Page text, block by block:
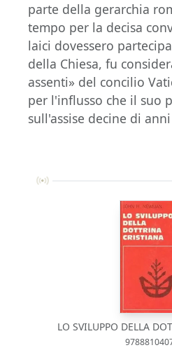
parte della gerarchia
tempo per la decisa
laici dovessero
della Chiesa, fu
assenti» del concilio
per l'influsso che il suo
sull'assise decine di
LO SVILUPPO DELLA